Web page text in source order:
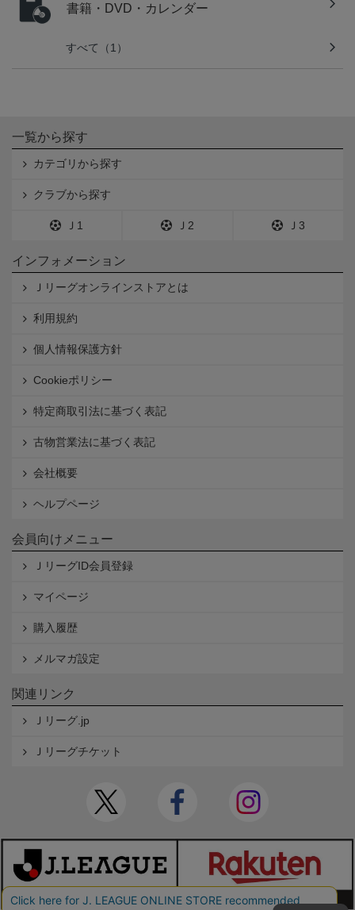
書籍・DVD・カレンダー
すべて（1）
一覧から探す
カテゴリから探す
クラブから探す
Ｊ1 Ｊ2 Ｊ3
インフォメーション
Ｊリーグオンラインストアとは
利用規約
個人情報保護方針
Cookieポリシー
特定商取引法に基づく表記
古物営業法に基づく表記
会社概要
ヘルプページ
会員向けメニュー
ＪリーグID会員登録
マイページ
購入履歴
メルマガ設定
関連リンク
Ｊリーグ.jp
Ｊリーグチケット